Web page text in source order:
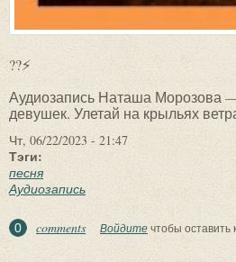
??⚡
Аудиозапись Наташа Морозова
девушек. Улетай на крыльях
Чт, 06/22/2023 - 21:47
Тэги:
песня
Аудиозапись
0 comments Войдитечтобы оставить